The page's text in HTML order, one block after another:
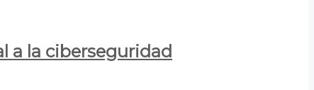
a la ciberseguridad